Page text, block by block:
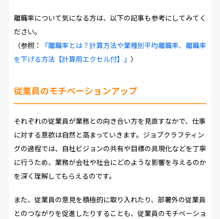
離職率について気になる方は、以下の記事も参考にしてみてく
ださい。
（参照：
『離職率とは？計算方法や業種別平均離職率、離職率
を下げる方法【計算用エクセル付】』 ）
従業員のモチベーションアップ
それぞれの従業員が業務との向き合い方を見直すなかで、仕事
に対する意欲は自然と高まっていきます。ジョブクラフティン
グの過程では、自社ビジョンの共有や目標の具現化などを丁寧
に行うため、業務が会社や社会にどのような影響を与えるのか
を深く理解してもらえるのです。
また、従業員の意見を積極的に取り入れたり、部署外の従業員
とのつながりを促進したりすることも、従業員のモチベーショ